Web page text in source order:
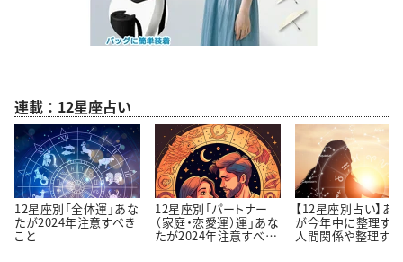
連載：12星座占い
12星座別「全体運」あな
たが2024年注意すべき
こと
12星座別「パートナー
（家庭・恋愛運）運」あな
たが2024年注意すべき
【12星座別占い】あ
が今年中に整理す
人間関係や整理す